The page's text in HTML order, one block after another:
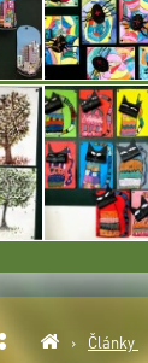
› Články